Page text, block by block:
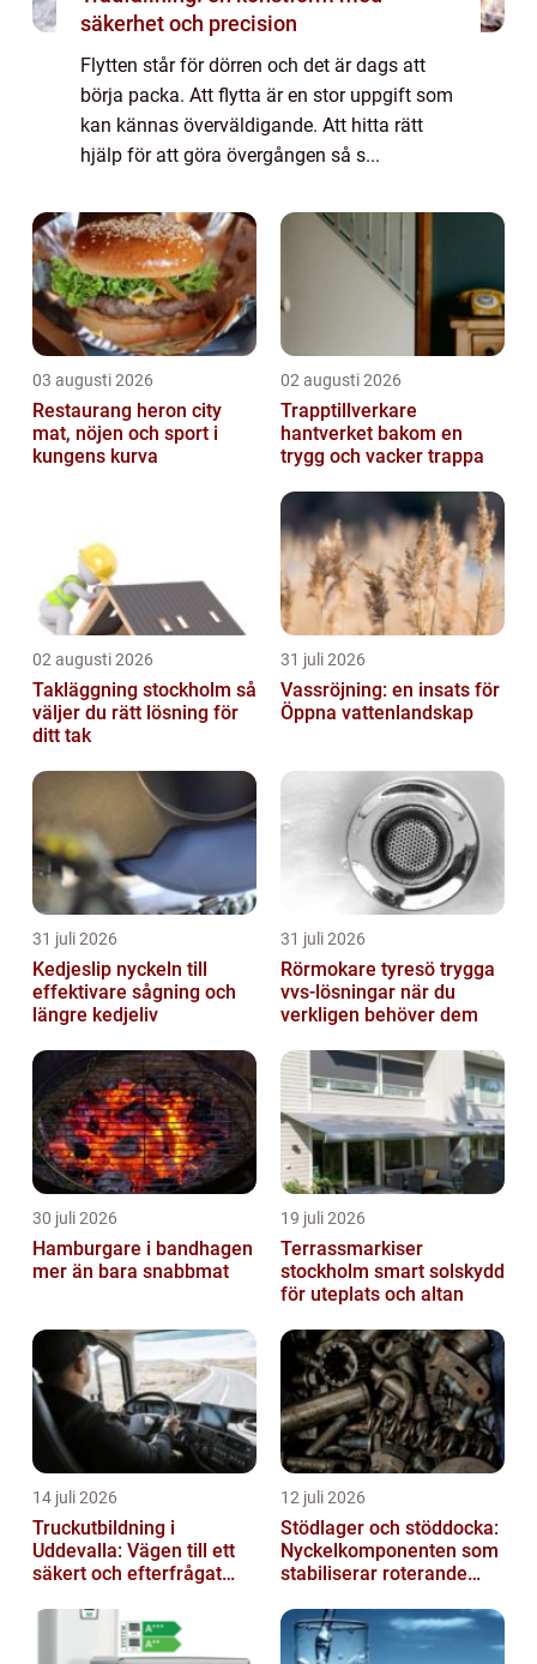
säkerhet och precision
Flytten står för dörren och det är dags att
börja packa. Att flytta är en stor uppgift som
kan kännas överväldigande. Att hitta rätt
hjälp för att göra övergången så s...
03 augusti 2026
Restaurang heron city
mat, nöjen och sport i
kungens kurva
02 augusti 2026
Trapptillverkare
hantverket bakom en
trygg och vacker trappa
02 augusti 2026
Takläggning stockholm så
väljer du rätt lösning för
ditt tak
31 juli 2026
Vassröjning: en insats för
Öppna vattenlandskap
31 juli 2026
Kedjeslip nyckeln till
effektivare sågning och
längre kedjeliv
31 juli 2026
Rörmokare tyresö trygga
vvs-lösningar när du
verkligen behöver dem
30 juli 2026
Hamburgare i bandhagen
mer än bara snabbmat
19 juli 2026
Terrassmarkiser
stockholm smart solskydd
för uteplats och altan
14 juli 2026
Truckutbildning i
Uddevalla: Vägen till ett
säkert och efterfrågat
12 juli 2026
Stödlager och stöddocka:
Nyckelkomponenten som
stabiliserar roterande